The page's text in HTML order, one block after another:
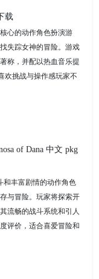
载
心的动作角色扮演游
失踪女神的冒险。游戏
称，并配以热血音乐提
欢挑战与操作感玩家不
of Dana 中文 pkg
和丰富剧情的动作角色
与冒险。玩家将探索开
流畅的战斗系统和引人
评价，适合喜爱冒险和